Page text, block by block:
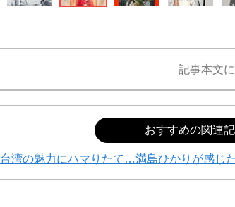
記事本文
おすすめの関連
台湾の魅力にハマりたて…満島ひかりが感じ